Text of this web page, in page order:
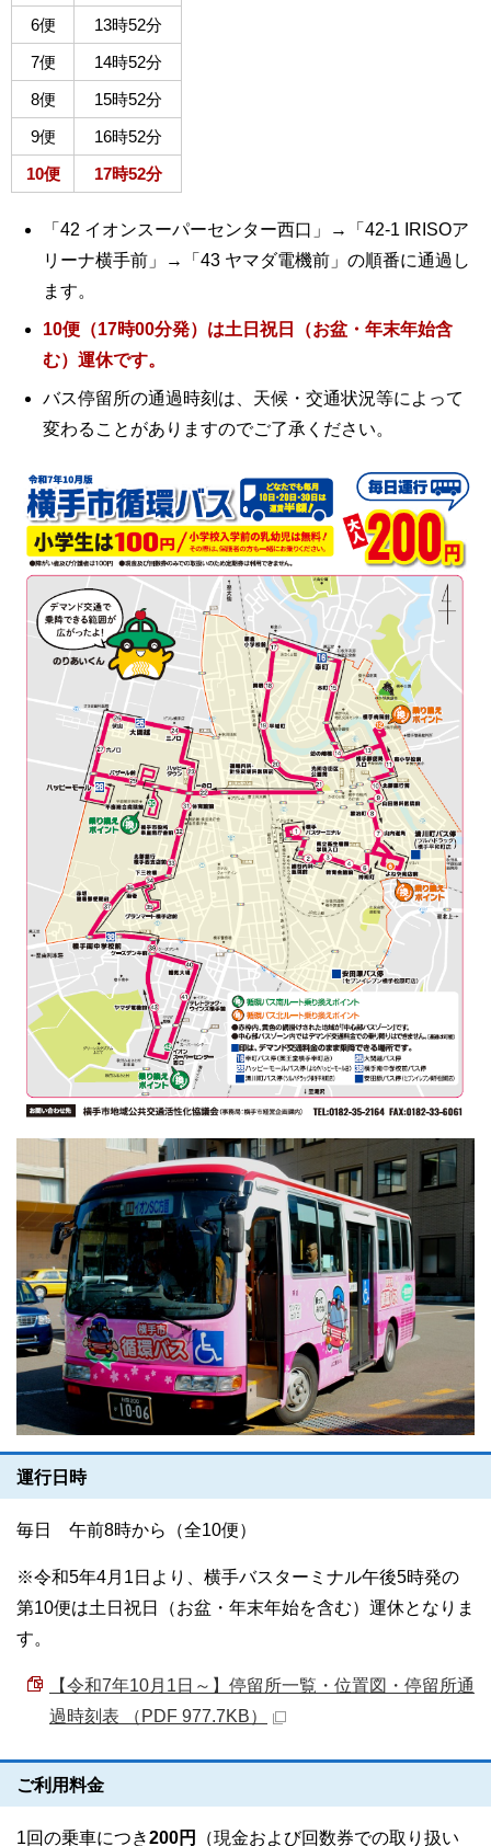
6便
13時52分
7便
14時52分
8便
15時52分
9便
16時52分
10便
17時52分
「42 イオンスーパーセンター西口」→「42-1 IRISOア
リーナ横手前」→「43 ヤマダ電機前」の順番に通過し
ます。
10便（17時00分発）は土日祝日（お盆・年末年始含
む）運休です。
バス停留所の通過時刻は、天候・交通状況等によって
変わることがありますのでご了承ください。
運行日時
毎日 午前8時から（全10便）
※令和5年4月1日より、横手バスターミナル午後5時発の
第10便は土日祝日（お盆・年末年始を含む）運休となりま
す。
【令和7年10月1日～】停留所一覧・位置図・停留所通
過時刻表 （PDF 977.7KB）
ご利用料金
1回の乗車につき200円
（現金および回数券での取り扱い